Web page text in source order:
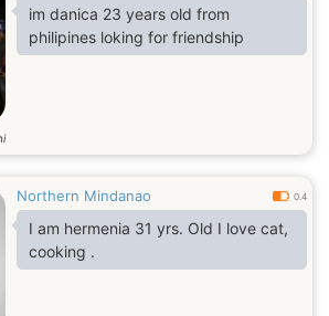
im danica 23 years old from
philipines loking for friendship
Northern Mindanao 0.4
I am hermenia 31 yrs. Old I love cat,
cooking .